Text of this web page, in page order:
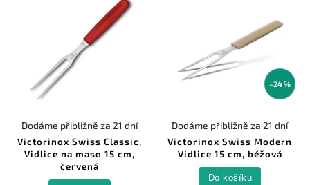
Victorinox Swiss Classic,
Vidlice na maso 15 cm,
červená
Dodáme přibližně za 21 dní
–24 %
Victorinox Swiss Modern
Vidlice 15 cm, béžová
Dodáme přibližně za 21 dní
Do košíku